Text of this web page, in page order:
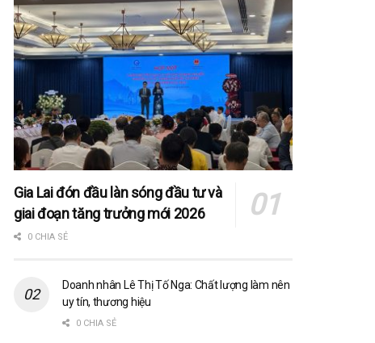
Gia Lai đón đầu làn sóng đầu tư và
giai đoạn tăng trưởng mới 2026
0 CHIA SẺ
Doanh nhân Lê Thị Tố Nga: Chất lượng làm nên
uy tín, thương hiệu
0 CHIA SẺ